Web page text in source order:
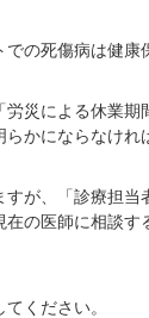
の死傷病は健康
災による休業
かにならなけれ
すが、「診療担
の医師に相談
ください。